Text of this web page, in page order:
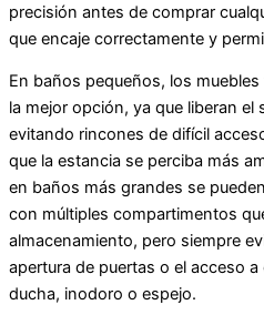
precisión antes de comprar
que encaje correctamente y
En baños pequeños, los
la mejor opción, ya que liberan el
evitando rincones de difícil
que la estancia se perciba más
en baños más grandes se
con múltiples compartimentos
almacenamiento, pero siempre
apertura de puertas o el acceso
ducha, inodoro o espejo.